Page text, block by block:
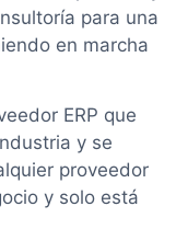
para una
en marcha
ERP que
y se
proveedor
y solo está